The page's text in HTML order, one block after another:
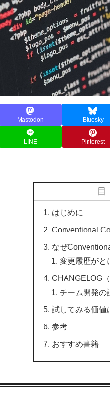
Mastodon Bluesky
LINE Pinterest
はじめに
Conventional
なぜ
変更履歴がと
CHANGELOG
チーム開発の
試してみる価値
参考
おすすめ書籍